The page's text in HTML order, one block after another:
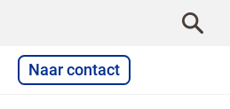
Naar contact